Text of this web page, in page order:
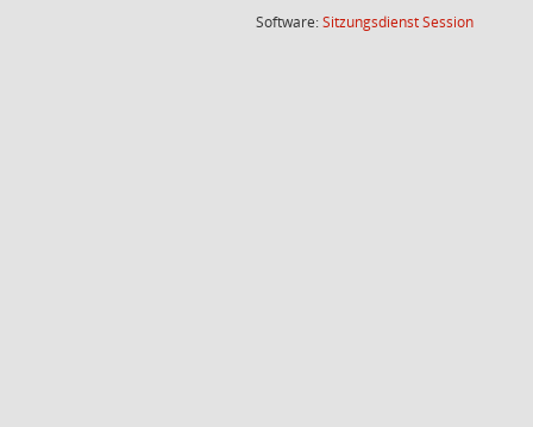
Software:SitzungsdienstSession(Wird in